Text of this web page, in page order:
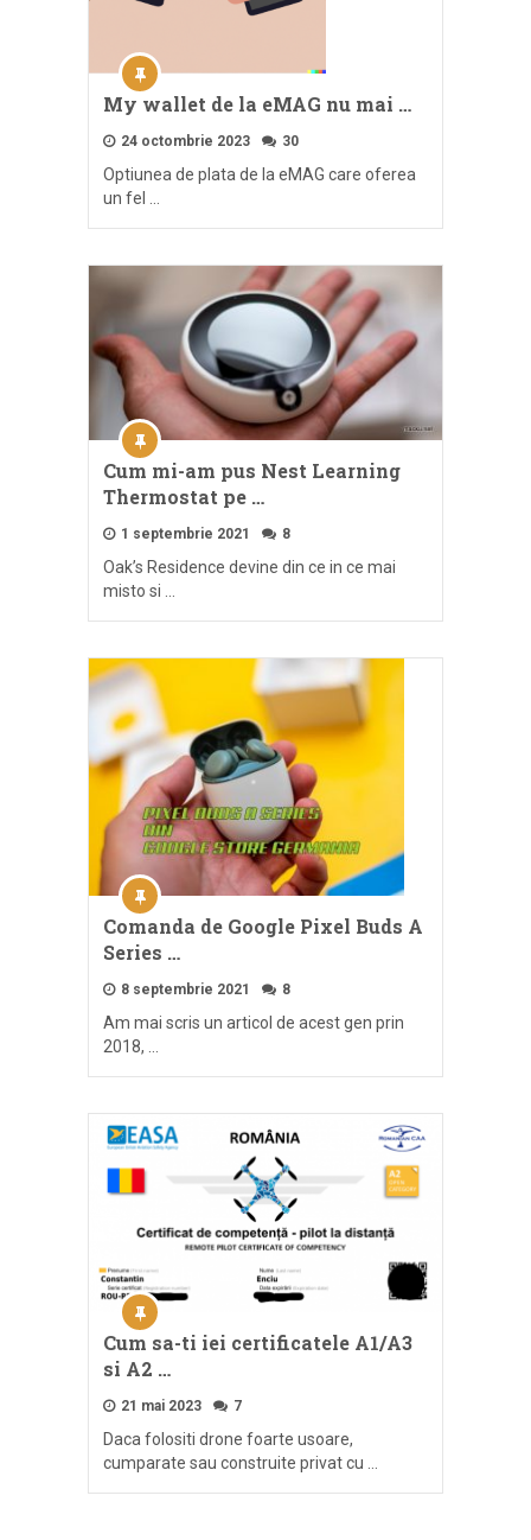
My wallet de la eMAG nu mai …
24 octombrie 2023 30
Optiunea de plata de la eMAG care oferea
un fel …
Cum mi-am pus Nest Learning
Thermostat pe …
1 septembrie 2021 8
Oak’s Residence devine din ce in ce mai
misto si …
Comanda de Google Pixel Buds A
Series …
8 septembrie 2021 8
Am mai scris un articol de acest gen prin
2018, …
Cum sa-ti iei certificatele A1/A3
si A2 …
21 mai 2023 7
Daca folositi drone foarte usoare,
cumparate sau construite privat cu …